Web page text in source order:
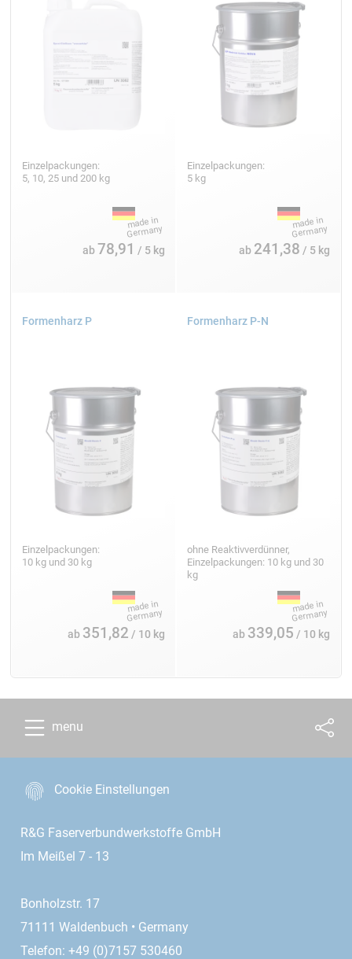
Einzelpackungen:
5, 10, 25 und 200 kg
ab 78,91 / 5 kg
Einzelpackungen:
5 kg
ab 241,38 / 5 kg
Formenharz P
Einzelpackungen:
10 kg und 30 kg
ab 351,82 / 10 kg
Formenharz P-N
ohne Reaktivverdünner,
Einzelpackungen: 10 kg und 30
kg
ab 339,05 / 10 kg
menu
Cookie Einstellungen
R&G Faserverbundwerkstoffe GmbH
Im Meißel 7 - 13
Bonholzstr. 17
71111 Waldenbuch • Germany
Telefon: +49 (0)7157 530460